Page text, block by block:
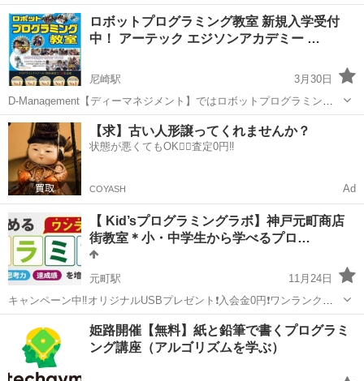
すめの方）： パソコンやプログラミングの知識をつけたいけど、パソ
コンのトラブルに対応できない方 仕事でパソコンを使うけど、決まっ
た動作以外できない...
兵庫 尼崎市 園田駅 プログラミング コマ
ロボットプログラミング教室 新規入学受付
中！ アーテック エジソンアカデミー …
尼崎駅
3月30日
D-Management【ディーマネジメント】ではロボットプログラミング
教室の新規入学生を募集しております。 無料体験会を随時行っており
ますので、入学希望の方は以下ページより無料体験会をご予約下さ
い。 https://w...
兵庫 尼崎市 尼崎駅 プログラミング
【求】古い人形譲ってくれませんか？
状態が悪くてもOK🙆‍♀️査定0円‼️
COYASH Ad
【 Kid’sプログラミングラボ】神戸元町商店
街教室＊小・中学生から学べるプロ…
元町駅
11月24日
キャンペーン中‼️オリジナルUSBプレゼント❗️入会金0円❗️ワンランク上
のプログラミング教育で未来のリーダーになろう! プログラミングを楽
しいゲーム作成で実践しよう！！ 小学生から中学生・高校生の方 ♪楽
しく学...
神戸市 元町駅 プログラミング ミドル
姫路開催【無料】紙と鉛筆で書くプログラミ
ング講座（アルゴリズムを学ぶ）